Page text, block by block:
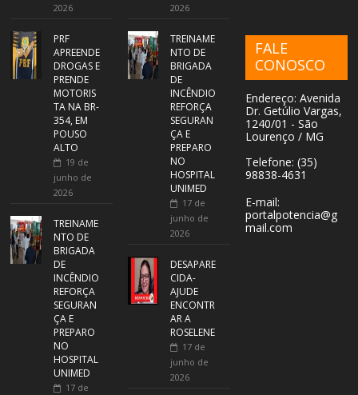
2026
PRF
APREENDE
DROGAS E
PRENDE
MOTORIS
TA NA BR-
354, EM
POUSO
ALTO
19 de
junho de
2026
TREINAME
NTO DE
BRIGADA
DE
INCÊNDIO
REFORÇA
SEGURAN
ÇA E
PREPARO
NO
HOSPITAL
UNIMED
17 de
2026
TREINAME
NTO DE
BRIGADA
DE
INCÊNDIO
REFORÇA
SEGURAN
ÇA E
PREPARO
NO
HOSPITAL
UNIMED
17 de
junho de
2026
DESAPARE
CIDA-
AJUDE
ENCONTR
AR A
ROSELENE
17 de
junho de
2026
FALE
CONOSCO
Endereço: Avenida
Dr. Getúlio Vargas,
1240/01 - São
Lourenço / MG
Telefone: (35)
98838-4631
E-mail:
portalpotencia@g
mail.com